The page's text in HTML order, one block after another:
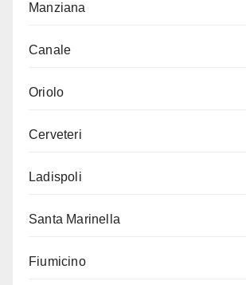
Manziana
Canale
Oriolo
Cerveteri
Ladispoli
Santa Marinella
Fiumicino